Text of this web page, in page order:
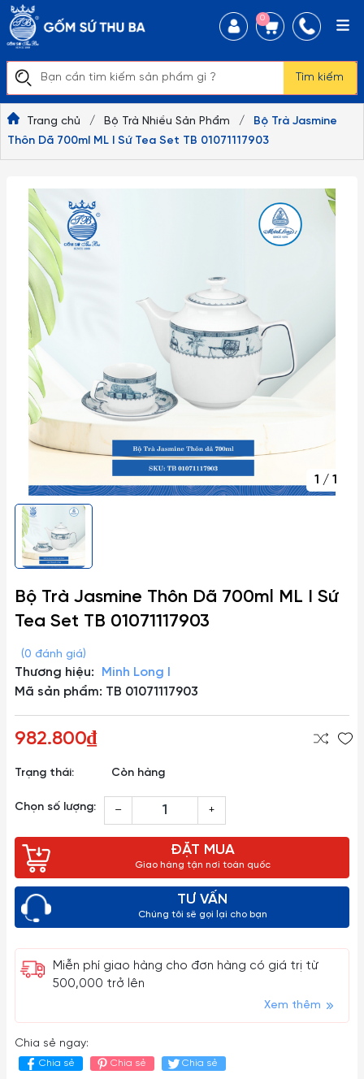
Tìm kiếm
0
Trang chủ / Bộ Trà Nhiều Sản Phẩm /
Bộ Trà Jasmine
Thôn Dã 700ml ML I Sứ Tea Set TB 01071117903
1 / 1
Bộ Trà Jasmine Thôn Dã 700ml ML I Sứ
Tea Set TB 01071117903
(0 đánh giá)
Thương hiệu:
Minh Long I
Mã sản phẩm: TB 01071117903
982.800₫
Trạng thái: Còn hàng
Chọn số lượng: – +
ĐẶT MUA
Giao hàng tận nơi toàn quốc
TƯ VẤN
Chúng tôi sẽ gọi lại cho bạn
Miễn phí giao hàng cho đơn hàng có giá trị từ
500,000 trở lên
Xem thêm
Chia sẻ ngay:
Chia sẻ Chia sẻ Chia sẻ